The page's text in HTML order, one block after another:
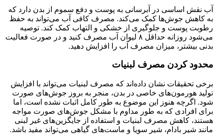
آب نقش اساسی در آبرسانی به پوست و دفع سموم از بدن دارد که
به کاهش جوش‌ها کمک می‌کند. مصرف کافی آب می‌تواند به حفظ
رطوبت پوست و جلوگیری از خشکی و التهاب کمک کند. توصیه
می‌شود روزانه حداقل ۸ لیوان آب مصرف کنید و در صورت فعالیت
بدنی بیشتر، میزان مصرف آب را افزایش دهید.
محدود کردن مصرف لبنیات
برخی تحقیقات نشان داده‌اند که مصرف لبنیات می‌تواند با افزایش
تولید هورمون‌های خاصی در بدن، منجر به بروز جوش‌های صورت
شود. اگرچه هنوز این موضوع به طور کامل اثبات نشده است، اما
برای افرادی که به طور مداوم با مشکل جوش‌های صورت مواجه
هستند، کاهش مصرف لبنیات و استفاده از جایگزین‌های غیر لبنی
مانند شیر بادام، شیر سویا و ماست‌های گیاهی می‌تواند مفید باشد.